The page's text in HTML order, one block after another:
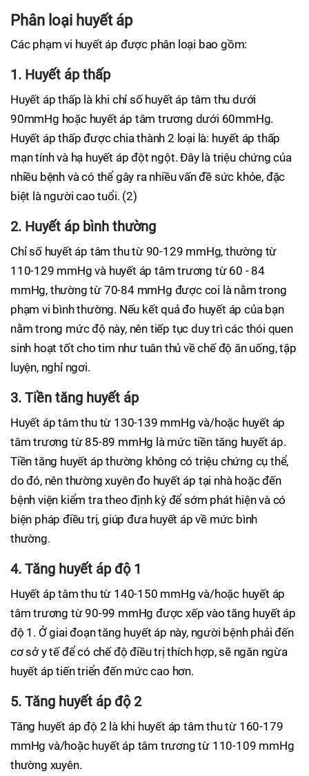
Phân loại huyết áp
Các phạm vi huyết áp được phân loại bao gồm:
1. Huyết áp thấp
Huyết áp thấp là khi chỉ số huyết áp tâm thu dưới
90mmHg hoặc huyết áp tâm trương dưới 60mmHg.
Huyết áp thấp được chia thành 2 loại là: huyết áp thấp
mạn tính và hạ huyết áp đột ngột. Đây là triệu chứng của
nhiều bệnh và có thể gây ra nhiều vấn đề sức khỏe, đặc
biệt là người cao tuổi. (2)
2. Huyết áp bình thường
Chỉ số huyết áp tâm thu từ 90-129 mmHg, thường từ
110-129 mmHg và huyết áp tâm trương từ 60 - 84
mmHg, thường từ 70-84 mmHg được coi là nằm trong
phạm vi bình thường. Nếu kết quả đo huyết áp của bạn
nằm trong mức độ này, nên tiếp tục duy trì các thói quen
sinh hoạt tốt cho tim như tuân thủ về chế độ ăn uống, tập
luyện, nghỉ ngơi.
3. Tiền tăng huyết áp
Huyết áp tâm thu từ 130-139 mmHg và/hoặc huyết áp
tâm trương từ 85-89 mmHg là mức tiền tăng huyết áp.
Tiền tăng huyết áp thường không có triệu chứng cụ thể,
do đó, nên thường xuyên đo huyết áp tại nhà hoặc đến
bệnh viện kiểm tra theo định kỳ để sớm phát hiện và có
biện pháp điều trị, giúp đưa huyết áp về mức bình
thường.
4. Tăng huyết áp độ 1
Huyết áp tâm thu từ 140-150 mmHg và/hoặc huyết áp
tâm trương từ 90-99 mmHg được xếp vào tăng huyết áp
độ 1. Ở giai đoạn tăng huyết áp này, người bệnh phải đến
cơ sở y tế để có chế độ điều trị thích hợp, sẽ ngăn ngừa
huyết áp tiến triển đến mức cao hơn.
5. Tăng huyết áp độ 2
Tăng huyết áp độ 2 là khi huyết áp tâm thu từ 160-179
mmHg và/hoặc huyết áp tâm trương từ 110-109 mmHg
thường xuyên.